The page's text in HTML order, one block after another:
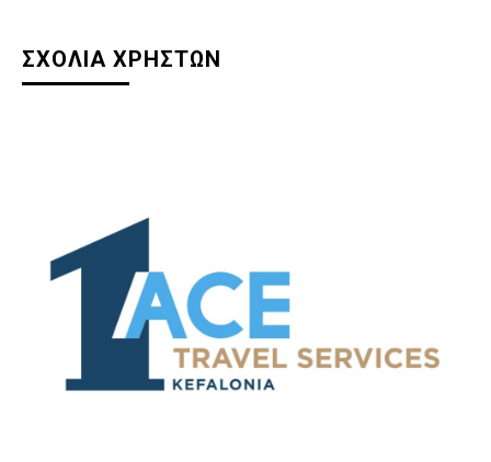
ΣΧΟΛΙΑ ΧΡΗΣΤΩΝ